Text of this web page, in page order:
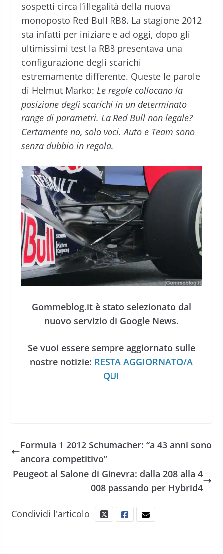
sospetti circa l’illegalità della nuova
monoposto Red Bull RB8. La stagione 2012
sta infatti per iniziare e ad oggi, dopo gli
ultimissimi test la RB8 presentava una
configurazione degli scarichi
estremamente differente. Queste le parole
di Helmut Marko: Le regole collocano la
posizione degli scarichi in un determinato
range di parametri. La Red Bull non legale?
Certamente no, solo voci. Auto e Team sono
senza dubbio in regola.
Gommeblog.it è stato selezionato dal
nuovo servizio di Google News.
Se vuoi essere sempre aggiornato sulle
nostre notizie: RESTA AGGIORNATO/A
QUI
Formula 1 2012 Schumacher: “a 43 anni sono
ancora competitivo”
Peugeot al Salone di Ginevra: dalla 208 alla 4
008 passando per Hybrid4
Condividi l'articolo